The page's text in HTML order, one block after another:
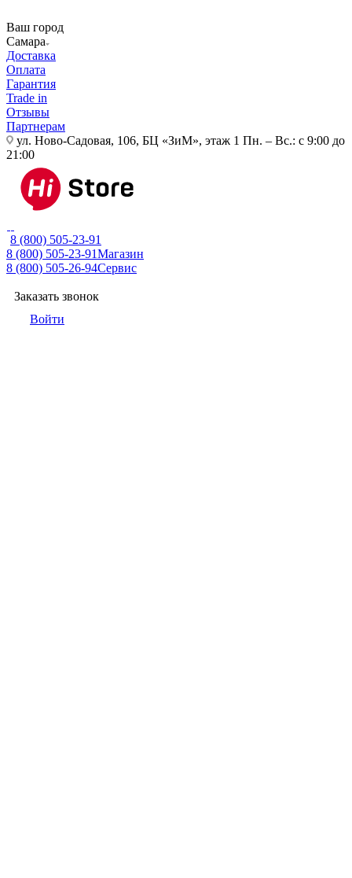
Ваш город
Самара
Доставка
Оплата
Гарантия
Trade in
Отзывы
Партнерам
ул. Ново-Садовая, 106, БЦ «ЗиМ», этаж 1 Пн. – Вс.: с 9:00 до
21:00
8 (800) 505-23-91
8 (800) 505-23-91Магазин
8 (800) 505-26-94Сервис
Заказать звонок
Войти